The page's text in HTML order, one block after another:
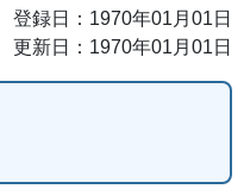
登録日：1970年01月01日
更新日：1970年01月01日